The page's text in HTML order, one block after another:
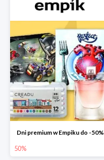
Dni premium w Empiku do -50%
50%